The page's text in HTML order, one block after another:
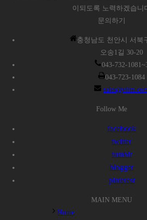
이되도록 노력하겠습니
문의하기
충청남도 천안시 서북
오송1길 30-20
043-732-
043-723-1084
Follow Me
facebook
twitter
tumblr
blogger
pinterest
MAIN MENU
Home